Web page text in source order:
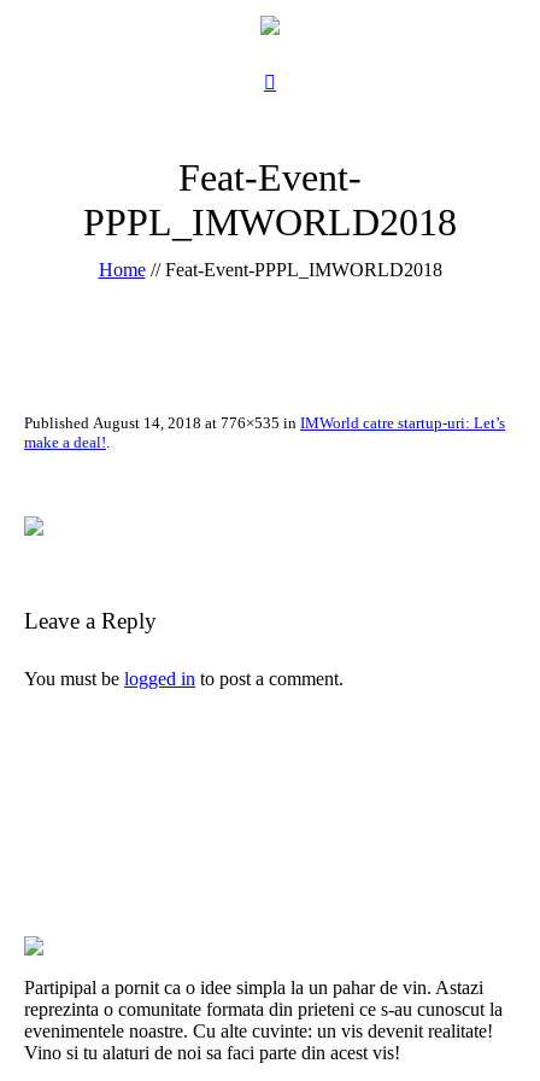
Feat-Event-
PPPL_IMWORLD2018
Home //Feat-Event-PPPL_IMWORLD2018
Published August 14, 2018 at 776×535 in IMWorld catre startup-uri: Let’s
make a deal!.
Leave a Reply
You must be logged in to post a comment.
Partipipal a pornit ca o idee simpla la un pahar de vin. Astazi
reprezinta o comunitate formata din prieteni ce s-au cunoscut la
evenimentele noastre. Cu alte cuvinte: un vis devenit realitate!
Vino si tu alaturi de noi sa faci parte din acest vis!